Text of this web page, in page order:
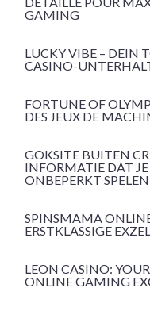
GAMING
LUCKY VIBE – DEIN
CASINO-
FORTUNE OF
DES JEUX DE
GOKSITE BUITEN
INFORMATIE DAT
ONBEPERKT SPELEN
SPINSMAMA
ERSTKLASSIGE
LEON CASINO:
ONLINE GAMING